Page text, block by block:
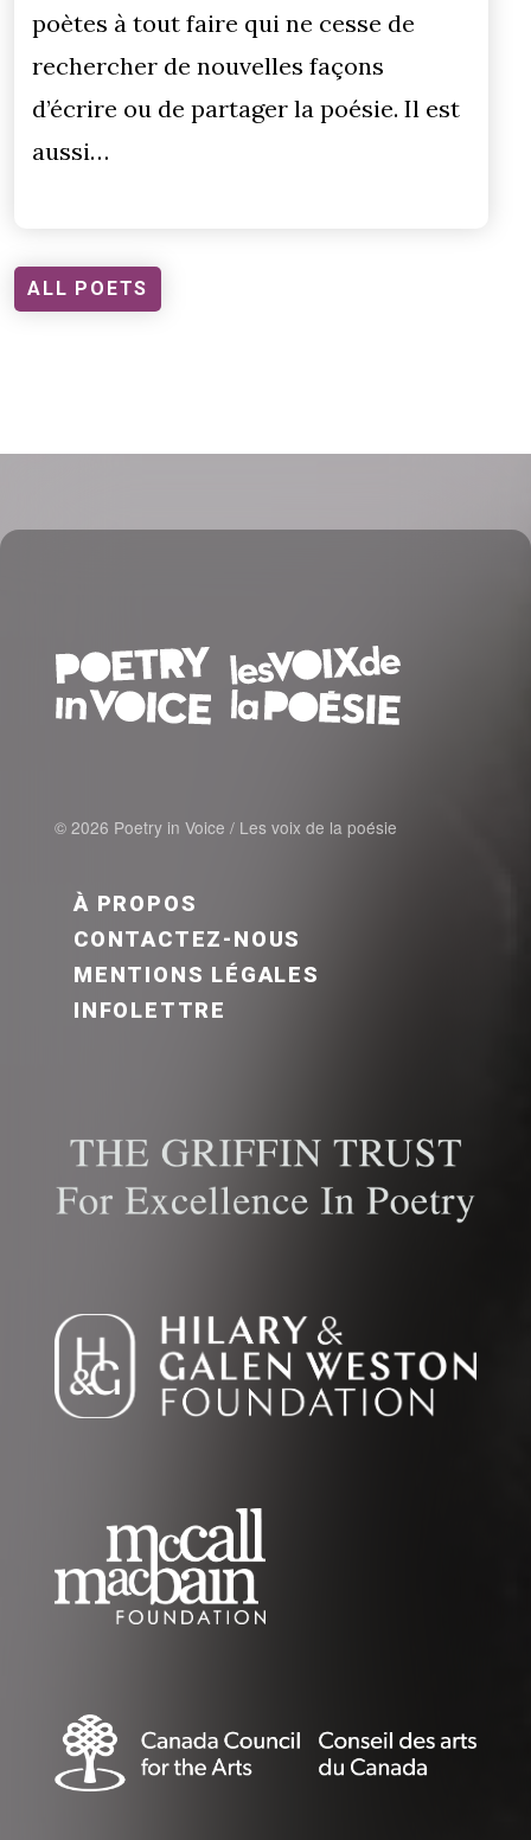
poètes à tout faire qui ne cesse de
rechercher de nouvelles façons
d’écrire ou de partager la poésie. Il est
aussi…
ALL POETS
© 2026 Poetry in Voice / Les voix de la poésie
FOOTER MENU FR
À PROPOS
CONTACTEZ-NOUS
MENTIONS LÉGALES
INFOLETTRE